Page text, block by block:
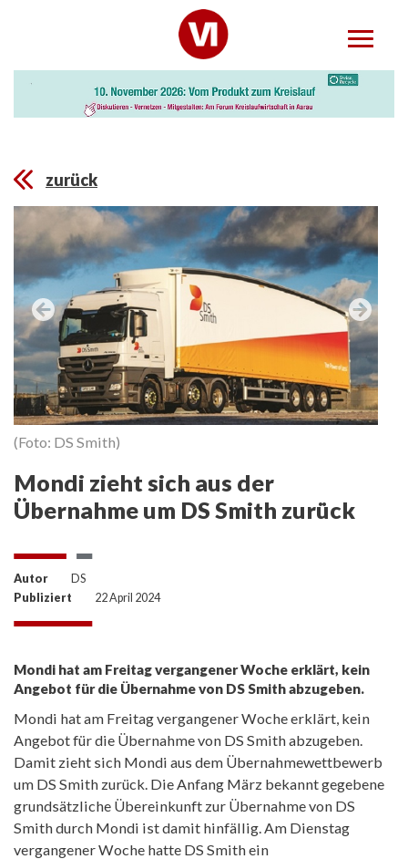
zurück
(Foto: DS Smith)
Mondi zieht sich aus der
Übernahme um DS Smith zurück
Autor
DS
Publiziert
22 April 2024
Mondi hat am Freitag vergangener Woche erklärt, kein
Angebot für die Übernahme von DS Smith abzugeben.
Mondi hat am Freitag vergangener Woche erklärt, kein
Angebot für die Übernahme von DS Smith abzugeben.
Damit zieht sich Mondi aus dem Übernahmewettbewerb
um DS Smith zurück. Die Anfang März bekannt gegebene
grundsätzliche Übereinkunft zur Übernahme von DS
Smith durch Mondi ist damit hinfällig. Am Dienstag
vergangener Woche hatte DS Smith ein